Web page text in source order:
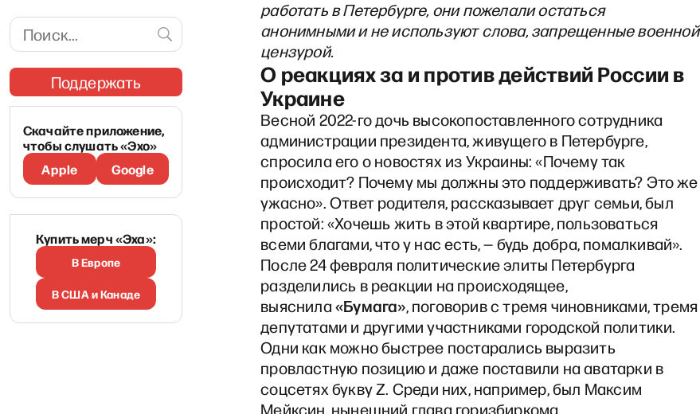
Поддержать
Скачайте приложение,
чтобы слушать «Эхо»
Apple
Google
Купить мерч «Эха»:
В Европе
В США и Канаде
работать в Петербурге, они пожелали остаться
анонимными и не используют слова, запрещенные военной
цензурой.
О реакциях за и против действий России в
Украине
Весной 2022-го дочь высокопоставленного сотрудника
администрации президента, живущего в Петербурге,
спросила его о новостях из Украины: «Почему так
происходит? Почему мы должны это поддерживать? Это же
ужасно». Ответ родителя, рассказывает друг семьи, был
простой: «Хочешь жить в этой квартире, пользоваться
всеми благами, что у нас есть, — будь добра, помалкивай».
После 24 февраля политические элиты Петербурга
разделились в реакции на происходящее,
выяснила«Бумага», поговорив с тремя чиновниками, тремя
депутатами и другими участниками городской политики.
Одни как можно быстрее постарались выразить
провластную позицию и даже поставили на аватарки в
соцсетях букву Z. Среди них, например, был Максим
Мейксин, нынешний глава горизбиркома.